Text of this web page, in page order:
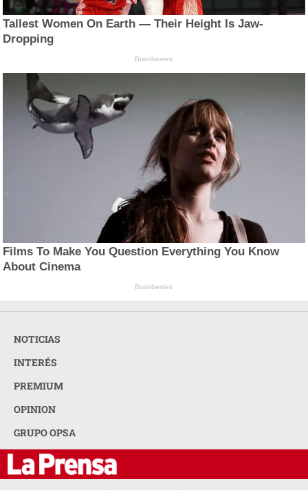
Tallest Women On Earth — Their Height Is Jaw-
Dropping
Brainberries
Films To Make You Question Everything You Know
About Cinema
Brainberries
NOTICIAS
INTERÉS
PREMIUM
OPINION
GRUPO OPSA